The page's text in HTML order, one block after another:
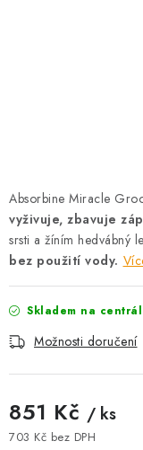
DOPRAVA PO
Kontakt Možnosti
Obchodní podmínky
Věrnostní slevy
Absorbine Miracle
vyživuje, zbavuje
srsti a žíním hedvábný
bez použití vody.
Skladem na
Možnosti doručení
851 Kč / ks
703 Kč bez DPH